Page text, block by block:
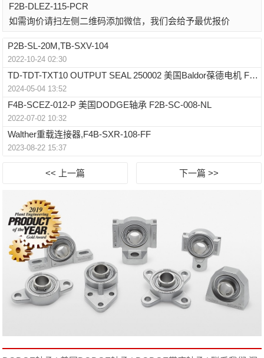
F2B-DLEZ-115-PCR
如需询价请扫左侧二维码添加微信，我们会给予最优报价
P2B-SL-20M,TB-SXV-104
2022-10-24 02:30
TD-TDT-TXT10 OUTPUT SEAL 250002 美国Baldor葆德电机 F4B-VSC-107
2024-05-04 13:52
F4B-SCEZ-012-P 美国DODGE轴承 F2B-SC-008-NL
2022-07-02 10:32
Walther重载连接器,F4B-SXR-108-FF
2023-08-22 15:37
<< 上一篇 下一篇 >>